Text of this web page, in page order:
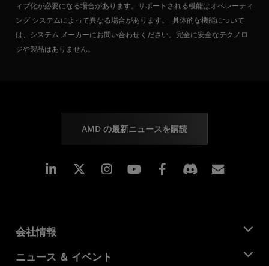
ィブ化が必要になる場合があります。サポートされる機能はオペレーティ
ング システムによって異なる場合があります。 具体的な機能について
は、システム メーカーにお問い合わせください。完全に安全なテクノロ
ジや製品はありません。
AMD の最新ニュースを購読
Linkedin Instagram Facebook
会社情報
AMD について
ニュース ＆ イベント